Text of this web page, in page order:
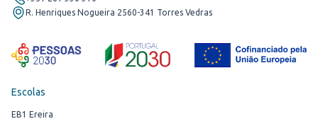
R. Henriques Nogueira 2560-341 Torres Vedras
Escolas
EB1 Ereira